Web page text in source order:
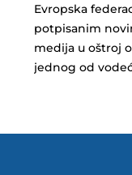
Evropska
potpisanim
medija u oštroj
jednog od